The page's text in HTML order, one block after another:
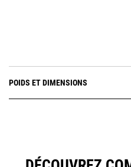
POIDS ET DIMENSIONS